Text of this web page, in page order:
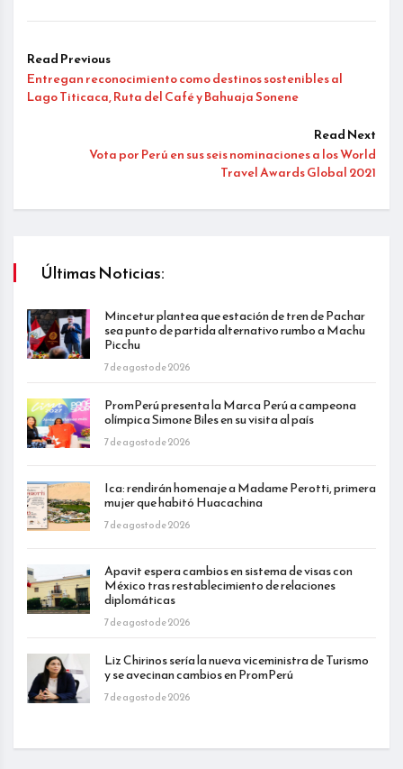
Read Previous
Entregan reconocimiento como destinos sostenibles al
Lago Titicaca, Ruta del Café y Bahuaja Sonene
Read Next
Vota por Perú en sus seis nominaciones a los World
Travel Awards Global 2021
Últimas Noticias:
Mincetur plantea que estación de tren de Pachar
sea punto de partida alternativo rumbo a Machu
Picchu
7 de agosto de 2026
PromPerú presenta la Marca Perú a campeona
olímpica Simone Biles en su visita al país
7 de agosto de 2026
Ica: rendirán homenaje a Madame Perotti, primera
mujer que habitó Huacachina
7 de agosto de 2026
Apavit espera cambios en sistema de visas con
México tras restablecimiento de relaciones
diplomáticas
7 de agosto de 2026
Liz Chirinos sería la nueva viceministra de Turismo
y se avecinan cambios en PromPerú
7 de agosto de 2026